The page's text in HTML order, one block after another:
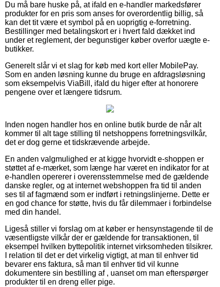
Du må bare huske på, at ifald en e-handler markedsfører
produkter for en pris som anses for overordentlig billig, så
kan det tit være et symbol på en uoprigtig e-forretning.
Bestillinger med betalingskort er i hvert fald dækket ind
under et reglement, der begunstiger køber overfor uægte e-
butikker.
Generelt slår vi et slag for køb med kort eller MobilePay.
Som en anden løsning kunne du bruge en afdragsløsning
som eksempelvis ViaBill, ifald du higer efter at honorere
pengene over et længere tidsrum.
Inden nogen handler hos en online butik burde de når alt
kommer til alt tage stilling til netshoppens forretningsvilkår,
det er dog gerne et tidskrævende arbejde.
En anden valgmulighed er at kigge hvorvidt e-shoppen er
støttet af e-mærket, som længe har været en indikator for at
e-handlen opererer i overensstemmelse med de gældende
danske regler, og at internet webshoppen fra tid til anden
ses til af fagmænd som er indført i retningslinjerne. Dette er
en god chance for støtte, hvis du får dilemmaer i forbindelse
med din handel.
Ligeså stiller vi forslag om at køber er hensynstagende til de
væsentligste vilkår der er gældende for transaktionen, til
eksempel hvilken byttepolitik internet virksomheden tilsikrer.
I relation til det er det virkelig vigtigt, at man til enhver tid
bevarer ens faktura, så man til enhver tid vil kunne
dokumentere sin bestilling af , uanset om man efterspørger
produkter til en dreng eller pige.